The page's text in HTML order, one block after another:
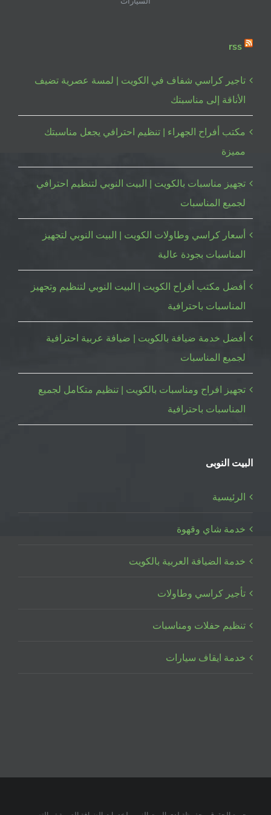
rss
تاجير كراسي شفاف في الكويت | لمسة عصرية تضيف
الأناقة إلى مناسبتك
مكتب أفراح الجهراء | تنظيم احترافي يجعل مناسبتك
مميزة
تجهيز مناسبات بالكويت | البيت النوبي لتنظيم احترافي
لجميع المناسبات
أسعار كراسي وطاولات الكويت | البيت النوبي لتجهيز
المناسبات بجودة عالية
أفضل مكتب أفراح الكويت | البيت النوبي لتنظيم وتجهيز
المناسبات باحترافية
أفضل خدمة ضيافة بالكويت | ضيافة عربية احترافية
لجميع المناسبات
تجهيز افراح ومناسبات بالكويت | تنظيم متكامل لجميع
المناسبات باحترافية
البيت النوبى
الرئيسية
خدمة شاي وقهوة
خدمة الضيافة العربية بالكويت
تأجير كراسي وطاولات
تنظيم حفلات ومناسبات
خدمة ايقاف سيارات